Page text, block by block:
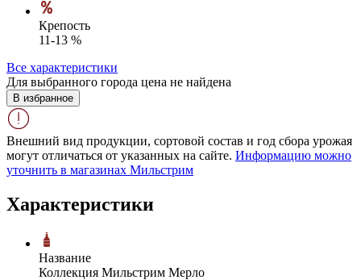
Крепость
11-13 %
Все характеристики
Для выбранного города цена не найдена
В избранное
Внешний вид продукции, сортовой состав и год сбора урожая
могут отличаться от указанных на сайте. Информацию можно
уточнить в магазинах Мильстрим
Характеристики
Название
Коллекция Мильстрим Мерло